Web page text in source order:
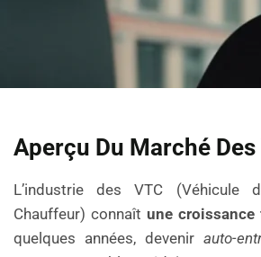
Aperçu Du Marché Des
L’industrie des VTC (Véhicule
Chauffeur) connaît une croissance
quelques années, devenir auto-